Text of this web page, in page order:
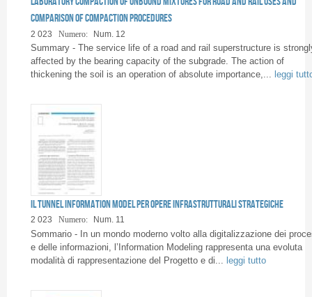
comparison of compaction procedures
2 023 Numero: Num. 12
Summary - The service life of a road and rail superstructure is
affected by the bearing capacity of the subgrade. The action of
thickening the soil is an operation of absolute importance,... leggi
Il Tunnel Information Model per opere infrastrutturali strategiche
2 023 Numero: Num. 11
Sommario - In un mondo moderno volto alla digitalizzazione dei
e delle informazioni, l’Information Modeling rappresenta una evoluta
modalità di rappresentazione del Progetto e di... leggi tutto